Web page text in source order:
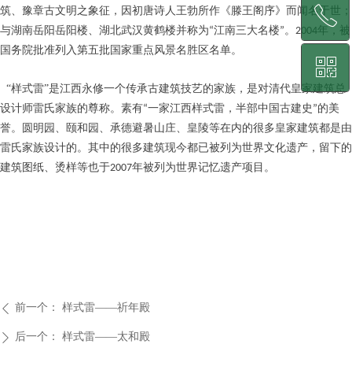
筑、豫章古文明之象征，因初唐诗人王勃所作《滕王阁序》而闻名于世；
与湖南岳阳岳阳楼、湖北武汉黄鹤楼并称为“江南三大名楼”。 2004年，被
国务院批准列入第五批国家重点风景名胜区名单。
“样式雷”是江西永修一个传承古建筑技艺的家族，是对清代皇家建筑总
设计师雷氏家族的尊称。素有“一家江西样式雷，半部中国古建史 ”的美
誉。圆明园、颐和园、承德避暑山庄、皇陵等在内的很多皇家建筑都是由
雷氏家族设计的。其中的很多建筑现今都已被列为世界文化遗产，留下的
建筑图纸、烫样等也于2007年被列为世界记忆遗产项目。
ꄴ 前一个： 样式雷——祈年殿
ꄲ 后一个： 样式雷——太和殿
回到顶部
ꂅ
400-870-9069
ꀥ
微信客服